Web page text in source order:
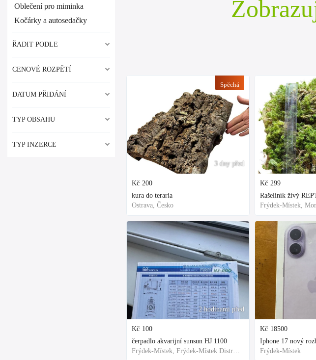
Oblečení pro miminka
Kočárky a autosedačky
ŘADIT PODLE
CENOVÉ ROZPĚTÍ
DATUM PŘIDÁNÍ
TYP OBSAHU
TYP INZERCE
3 dny před
Spěchá
Kč 200
kura do teraria
Ostrava, Česko
2 hodinami před
Kč 100
čerpadlo akvarijní sunsun HJ 1100
Frýdek-Místek, Frýdek-Místek District, Czechia
Kč 299
Kč 18500
Frýdek-Místek